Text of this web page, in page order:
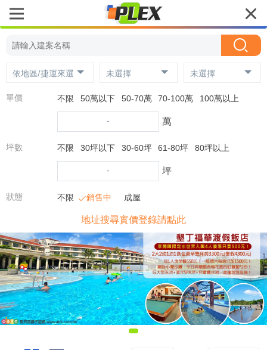
地址搜尋實價登錄請點此
依地區/捷運來選 未選擇 未選擇
單價 不限 50萬以下 50-70萬 70-100萬 100萬以上
- 萬
坪數 不限 30坪以下 30-60坪 61-80坪 80坪以上
- 坪
狀態 不限 銷售中 成屋